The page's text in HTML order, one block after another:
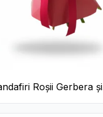
Roșii Gerbera și